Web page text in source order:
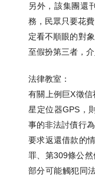
另外，該集團還
務，民眾只要花
定看不順眼的對
至假扮第三者，
法律教室：
有關上例巨X徵
星定位器GPS，
事的非法討債行
要求返還借款的
罪、第309條公
部分可能觸犯同